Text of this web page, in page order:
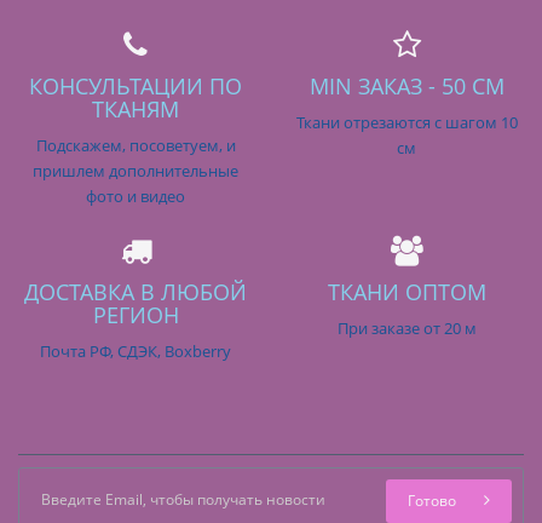
КОНСУЛЬТАЦИИ ПО
ТКАНЯМ
Подскажем, посоветуем, и
пришлем дополнительные
фото и видео
MIN ЗАКАЗ - 50 СМ
Ткани отрезаются с шагом 10
см
ДОСТАВКА В ЛЮБОЙ
РЕГИОН
Почта РФ, СДЭК, Boxberry
ТКАНИ ОПТОМ
При заказе от 20 м
Готово